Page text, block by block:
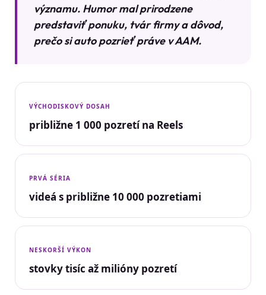
významu. Humor mal prirodzene
predstaviť ponuku, tvár firmy a dôvod,
prečo si auto pozrieť práve v AAM.
VÝCHODISKOVÝ DOSAH
približne 1 000 pozretí na Reels
PRVÁ SÉRIA
videá s približne 10 000 pozretiami
NESKORŠÍ VÝKON
stovky tisíc až milióny pozretí